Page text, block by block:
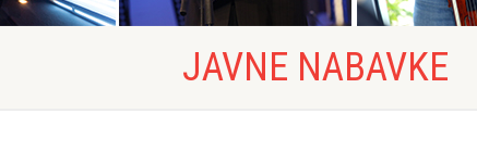
JAVNE NABAVKE